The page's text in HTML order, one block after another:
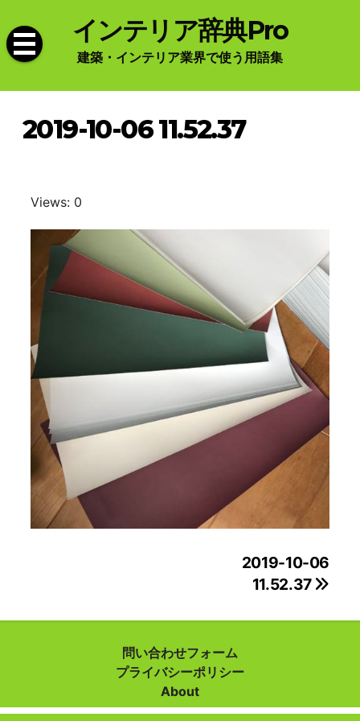
to
content
インテリア辞典Pro
建築・インテリア業界で使う用語集
2019-10-06 11.52.37
Views: 0
ナ
2019-10-06
11.52.37
問い合わせフォーム
プライバシーポリシー
About